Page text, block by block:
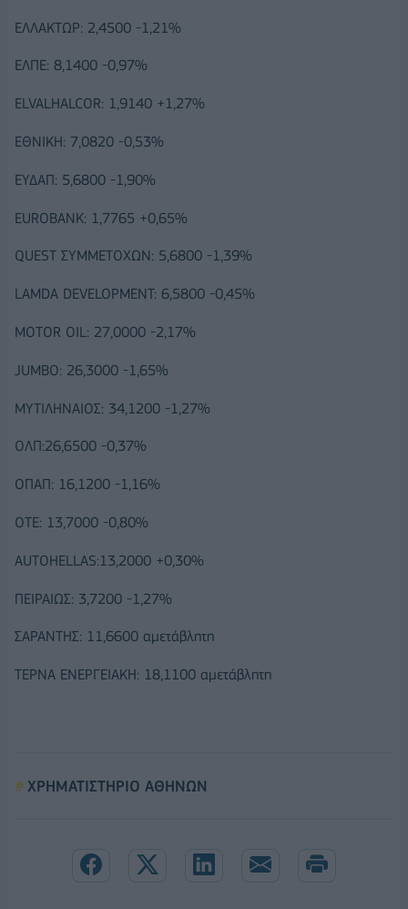
ΕΛΛΑΚΤΩΡ: 2,4500 -1,21%
ΕΛΠΕ: 8,1400 -0,97%
ELVALHALCOR: 1,9140 +1,27%
ΕΘΝΙΚΗ: 7,0820 -0,53%
ΕΥΔΑΠ: 5,6800 -1,90%
EUROBANK: 1,7765 +0,65%
QUEST ΣΥΜΜΕΤΟΧΩΝ: 5,6800 -1,39%
LAMDA DEVELOPMENT: 6,5800 -0,45%
MOTOR OIL: 27,0000 -2,17%
JUMBO: 26,3000 -1,65%
ΜΥΤΙΛΗΝΑΙΟΣ: 34,1200 -1,27%
ΟΛΠ:26,6500 -0,37%
ΟΠΑΠ: 16,1200 -1,16%
ΟΤΕ: 13,7000 -0,80%
AUTOHELLAS:13,2000 +0,30%
ΠΕΙΡΑΙΩΣ: 3,7200 -1,27%
ΣΑΡΑΝΤΗΣ: 11,6600 αμετάβλητη
ΤΕΡΝΑ ΕΝΕΡΓΕΙΑΚΗ: 18,1100 αμετάβλητη
ΧΡΗΜΑΤΙΣΤΗΡΙΟ ΑΘΗΝΩΝ